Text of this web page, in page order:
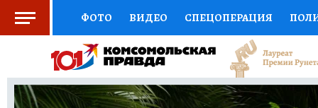
ФОТО ВИДЕО СПЕЦОПЕРАЦИЯ
СОЦПОДДЕРЖКА НАУКА СПОРТ
ВЫБОР ЭКСПЕРТОВ ДОКТОР